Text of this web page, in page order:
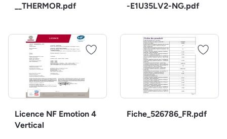
__THERMOR.pdf
-E1U35LV2-NG.pdf
Licence NF Emotion 4
Vertical
Fiche_526786_FR.pdf